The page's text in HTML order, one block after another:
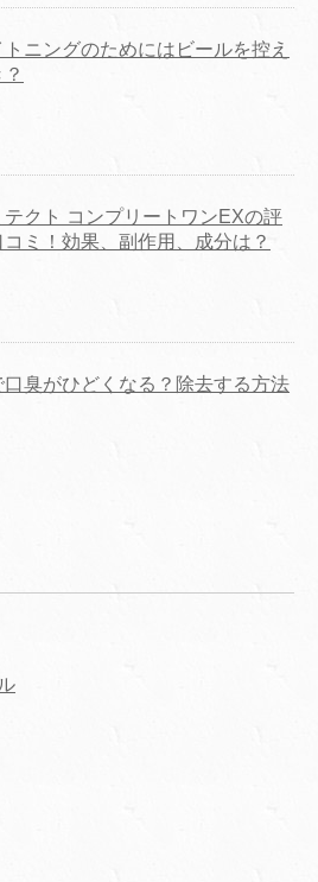
トニングのためにはビールを控え
テクト コンプリートワンEXの評
コミ！効果、副作用、成分は？
口臭がひどくなる？除去する方法